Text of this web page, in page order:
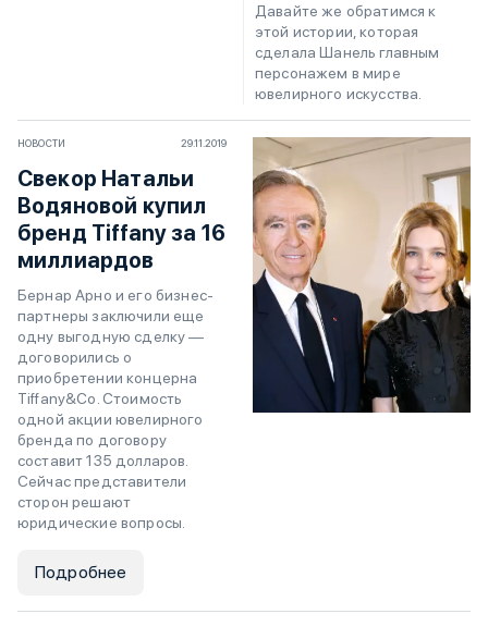
Давайте же обратимся к
этой истории, которая
сделала Шанель главным
персонажем в мире
ювелирного искусства.
НОВОСТИ 29.11.2019
Свекор Натальи
Водяновой купил
бренд Tiffany за 16
миллиардов
Бернар Арно и его бизнес-
партнеры заключили еще
одну выгодную сделку —
договорились о
приобретении концерна
Tiffany&Co. Стоимость
одной акции ювелирного
бренда по договору
составит 135 долларов.
Сейчас представители
сторон решают
юридические вопросы.
Подробнее